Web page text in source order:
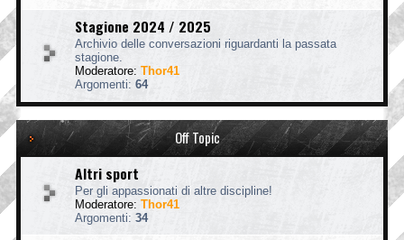
Stagione 2024 / 2025
Archivio delle conversazioni riguardanti la passata
stagione.
Moderatore: Thor41
Argomenti: 64
Off Topic
Altri sport
Per gli appassionati di altre discipline!
Moderatore: Thor41
Argomenti: 34